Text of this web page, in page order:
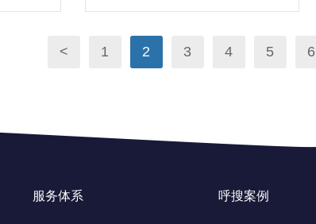
< 1 2 3 4 5 6
服务体系 呼搜案例